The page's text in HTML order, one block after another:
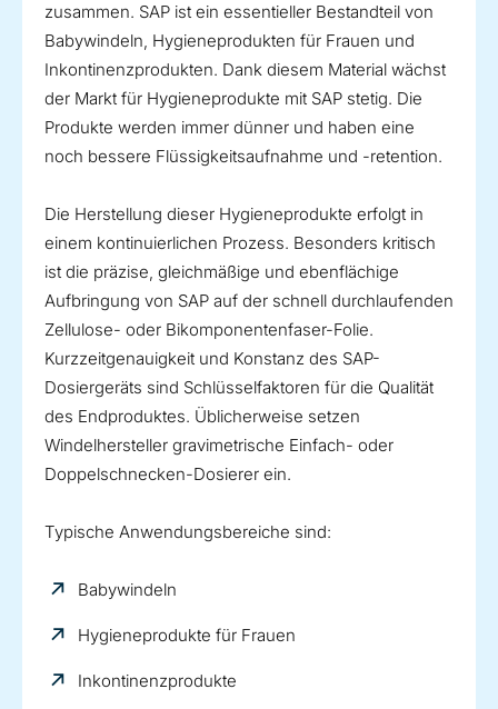
zusammen. SAP ist ein essentieller Bestandteil von
Babywindeln, Hygieneprodukten für Frauen und
Inkontinenzprodukten. Dank diesem Material wächst
der Markt für Hygieneprodukte mit SAP stetig. Die
Produkte werden immer dünner und haben eine
noch bessere Flüssigkeitsaufnahme und -retention.
Die Herstellung dieser Hygieneprodukte erfolgt in
einem kontinuierlichen Prozess. Besonders kritisch
ist die präzise, gleichmäßige und ebenflächige
Aufbringung von SAP auf der schnell durchlaufenden
Zellulose- oder Bikomponentenfaser-Folie.
Kurzzeitgenauigkeit und Konstanz des SAP-
Dosiergeräts sind Schlüsselfaktoren für die Qualität
des Endproduktes. Üblicherweise setzen
Windelhersteller gravimetrische Einfach- oder
Doppelschnecken-Dosierer ein.
Typische Anwendungsbereiche sind:
Babywindeln
Hygieneprodukte für Frauen
Inkontinenzprodukte